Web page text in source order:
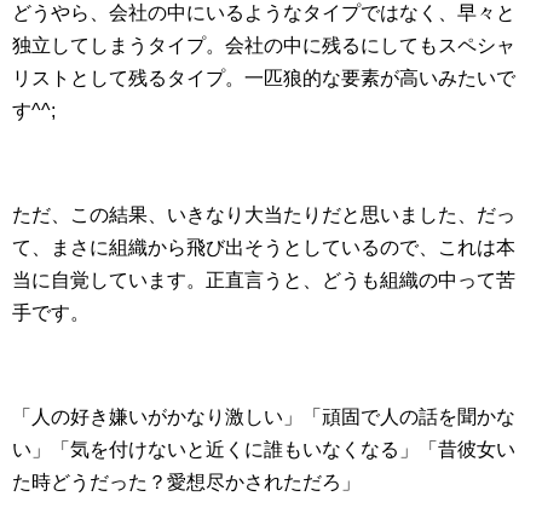
どうやら、会社の中にいるようなタイプではなく、早々と
独立してしまうタイプ。会社の中に残るにしてもスペシャ
リストとして残るタイプ。一匹狼的な要素が高いみたいで
す^^;
ただ、この結果、いきなり大当たりだと思いました、だっ
て、まさに組織から飛び出そうとしているので、これは本
当に自覚しています。正直言うと、どうも組織の中って苦
手です。
「人の好き嫌いがかなり激しい」「頑固で人の話を聞かな
い」「気を付けないと近くに誰もいなくなる」「昔彼女い
た時どうだった？愛想尽かされただろ」